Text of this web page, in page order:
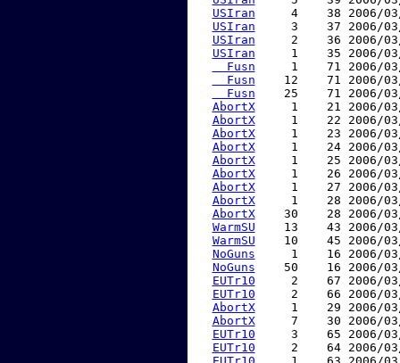
USIran
4    38 2006/
USIran
3    37 2006/
USIran
2    36 2006/
USIran
1    35 2006/
  Fusn
1    71 2006/
  Fusn
12    71 2006/
  Fusn
25    71 2006/
AbortX
1    21 2006/
AbortX
1    22 2006/
AbortX
1    23 2006/
AbortX
1    24 2006/
AbortX
1    25 2006/
AbortX
1    26 2006/
AbortX
1    27 2006/
AbortX
1    28 2006/
AbortX
30    28 2006/
WarmSU
13    43 2006/
WarmSU
10    45 2006/
NoGuns
1    16 2006/
NoGuns
50    16 2006/
EUTr10
2    67 2006/
EUTr10
2    66 2006/
AbortX
1    29 2006/
AbortX
7    30 2006/
EUTr10
3    65 2006/
EUTr10
2    64 2006/